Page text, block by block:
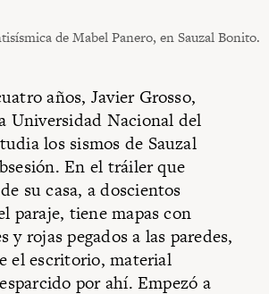
de Mabel Panero, en Sauzal Bonito.
años, Javier Grosso,
Universidad Nacional del
los sismos de Sauzal
En el tráiler que
su casa, a doscientos
paraje, tiene mapas con
y rojas pegados a las paredes,
el escritorio, material
por ahí. Empezó a